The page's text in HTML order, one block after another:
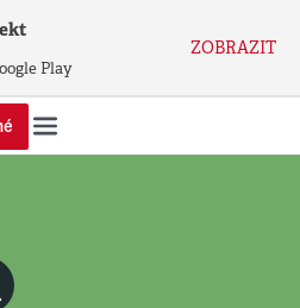
Play
ZOBRAZIT